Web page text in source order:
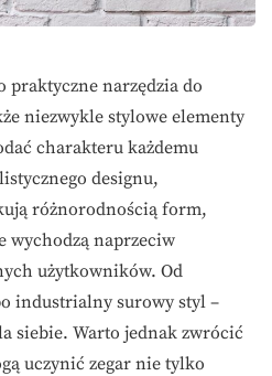
praktyczne narzędzia do
niezwykle stylowe elementy
charakteru każdemu
designu,
różnorodnością form,
wychodzą naprzeciw
użytkowników. Od
industrialny surowy styl –
siebie. Warto jednak zwrócić
uczynić zegar nie tylko